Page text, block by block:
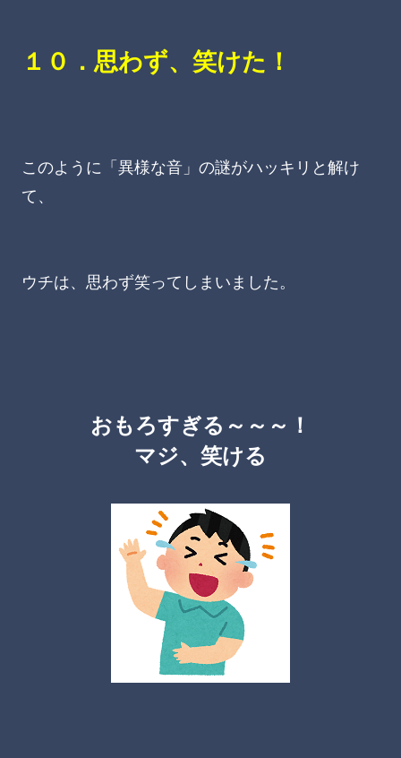
１０．思わず、笑けた！
このように「異様な音」の謎がハッキリと解け
て、
ウチは、思わず笑ってしまいました。
おもろすぎる～～～！
マジ、笑ける